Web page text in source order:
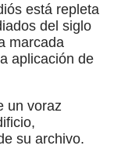
está repleta
del siglo
marcada
aplicación de
un voraz
su archivo.